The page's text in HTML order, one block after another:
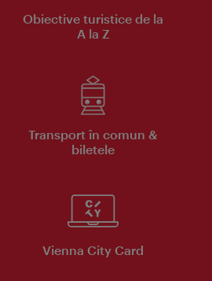
Obiective turistice de la
A la Z
Transport în comun &
biletele
Vienna City Card